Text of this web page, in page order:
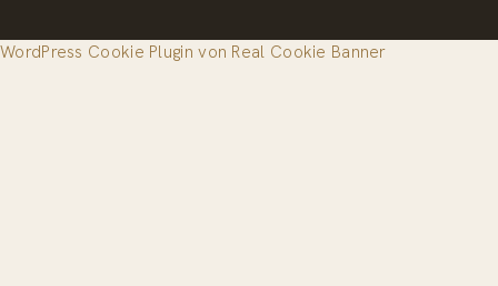
WordPress Cookie Plugin von Real Cookie Banner